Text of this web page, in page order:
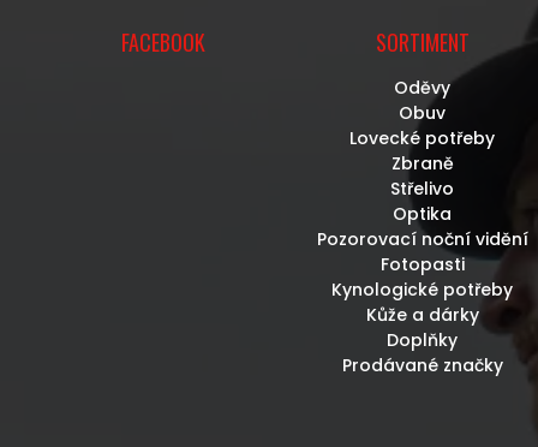
FACEBOOK SORTIMENT
Oděvy
Obuv
Lovecké potřeby
Zbraně
Střelivo
Optika
Pozorovací noční vidění
Fotopasti
Kynologické potřeby
Kůže a dárky
Doplňky
Prodávané značky